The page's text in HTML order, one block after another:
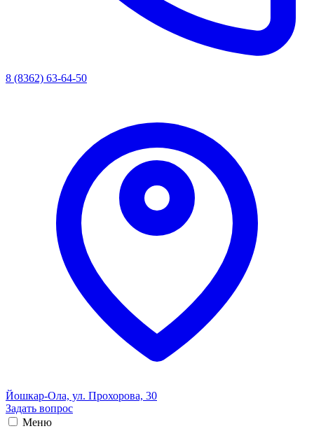
8 (8362) 63-64-50
Йошкар-Ола, ул. Прохорова, 30
Задать вопрос
Меню